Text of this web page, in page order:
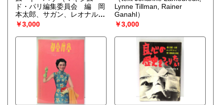
ド・パリ編集委員会 編 岡
本太郎、サガン、レオナル
ド・フジタ ほか寄稿）
￥3,000
Lynne Tillman, Rainer
Ganahl）
￥3,000